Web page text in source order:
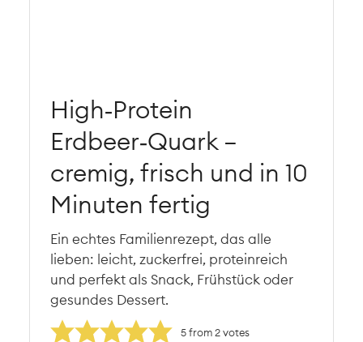
High‑Protein
Erdbeer‑Quark –
cremig, frisch und in 10
Minuten fertig
Ein echtes Familienrezept, das alle
lieben: leicht, zuckerfrei, proteinreich
und perfekt als Snack, Frühstück oder
gesundes Dessert.
5from2votes